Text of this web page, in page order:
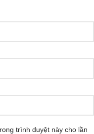
trình duyệt này cho lần